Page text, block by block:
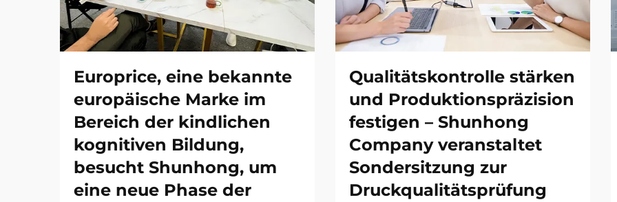
Europrice, eine bekannte
europäische Marke im
Bereich der kindlichen
kognitiven Bildung,
besucht Shunhong, um
eine neue Phase der
Qualitätskontrolle stärken
und Produktionspräzision
festigen – Shunhong
Company veranstaltet
Sondersitzung zur
Druckqualitätsprüfung